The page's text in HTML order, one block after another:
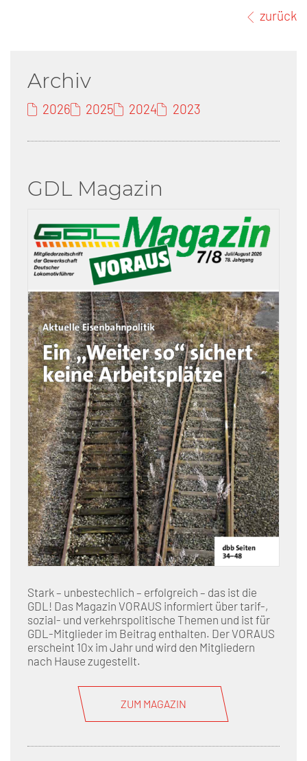
zurück
Archiv
2026 2025 2024 2023
GDL Magazin
Stark – unbestechlich – erfolgreich – das ist die
GDL! Das Magazin VORAUS informiert über tarif-,
sozial- und verkehrspolitische Themen und ist für
GDL-Mitglieder im Beitrag enthalten. Der VORAUS
erscheint 10x im Jahr und wird den Mitgliedern
nach Hause zugestellt.
ZUM MAGAZIN